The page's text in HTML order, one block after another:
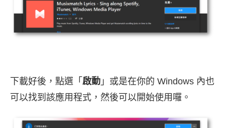
下載好後，點選「 啟動 」或是在你的 Windows 內也
可以找到該應用程式，然後可以開始使用囉。